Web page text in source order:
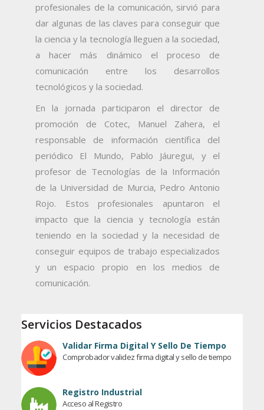
profesionales de la comunicación, sirvió para
dar algunas de las claves para conseguir que
la ciencia y la tecnología lleguen a la sociedad,
a hacer más dinámico el proceso de
comunicación entre los desarrollos
tecnológicos y la sociedad.
En la jornada participaron el director de
promoción de Cotec, Manuel Zahera, el
responsable de información científica del
periódico El Mundo, Pablo Jáuregui, y el
profesor de Tecnologías de la Información
de la Universidad de Murcia, Pedro Antonio
Rojo. Estos profesionales apuntaron el
impacto que la ciencia y tecnología están
teniendo en la sociedad y la necesidad de
conseguir equipos de trabajo especializados
y un espacio propio en los medios de
comunicación.
Servicios Destacados
Validar Firma Digital Y Sello De Tiempo
Comprobador validez firma digital y sello de tiempo
Registro Industrial
Acceso al Registro